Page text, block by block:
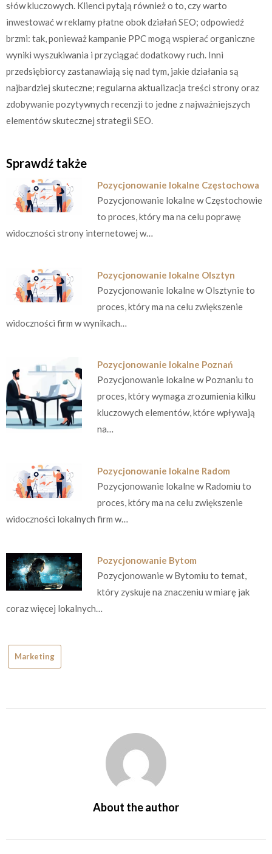
słów kluczowych. Klienci pytają również o to, czy warto
inwestować w reklamy płatne obok działań SEO; odpowiedź
brzmi: tak, ponieważ kampanie PPC mogą wspierać organiczne
wyniki wyszukiwania i przyciągać dodatkowy ruch. Inni
przedsiębiorcy zastanawiają się nad tym, jakie działania są
najbardziej skuteczne; regularna aktualizacja treści strony oraz
zdobywanie pozytywnych recenzji to jedne z najważniejszych
elementów skutecznej strategii SEO.
Sprawdź także
Pozycjonowanie lokalne Częstochowa
Pozycjonowanie lokalne w Częstochowie
to proces, który ma na celu poprawę
widoczności strony internetowej w…
Pozycjonowanie lokalne Olsztyn
Pozycjonowanie lokalne w Olsztynie to
proces, który ma na celu zwiększenie
widoczności firm w wynikach…
Pozycjonowanie lokalne Poznań
Pozycjonowanie lokalne w Poznaniu to
proces, który wymaga zrozumienia kilku
kluczowych elementów, które wpływają
na…
Pozycjonowanie lokalne Radom
Pozycjonowanie lokalne w Radomiu to
proces, który ma na celu zwiększenie
widoczności lokalnych firm w…
Pozycjonowanie Bytom
Pozycjonowanie w Bytomiu to temat,
który zyskuje na znaczeniu w miarę jak
coraz więcej lokalnych…
Marketing
About the author